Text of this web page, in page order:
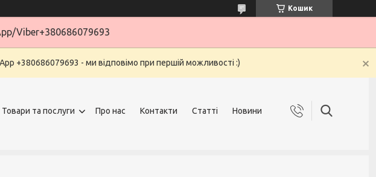
Кошик
Viber+380686079693
+380686079693 - ми відповімо при першій можливості :)
Товари та послуги Про нас Контакти Статті Новини